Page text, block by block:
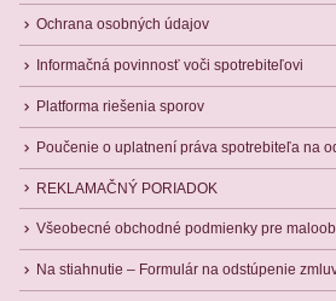
Ochrana osobných údajov
Informačná povinnosť voči spotrebiteľovi
Platforma riešenia sporov
Poučenie o uplatnení práva spotrebiteľa na
REKLAMAČNÝ PORIADOK
Všeobecné obchodné podmienky pre
Na stiahnutie – Formulár na odstúpenie